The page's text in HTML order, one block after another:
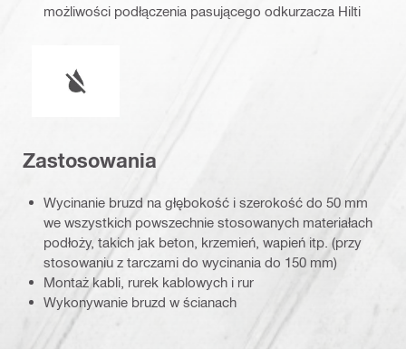
możliwości podłączenia pasującego odkurzacza Hilti
Zastosowania
Wycinanie bruzd na głębokość i szerokość do 50 mm
we wszystkich powszechnie stosowanych materiałach
podłoży, takich jak beton, krzemień, wapień itp. (przy
stosowaniu z tarczami do wycinania do 150 mm)
Montaż kabli, rurek kablowych i rur
Wykonywanie bruzd w ścianach